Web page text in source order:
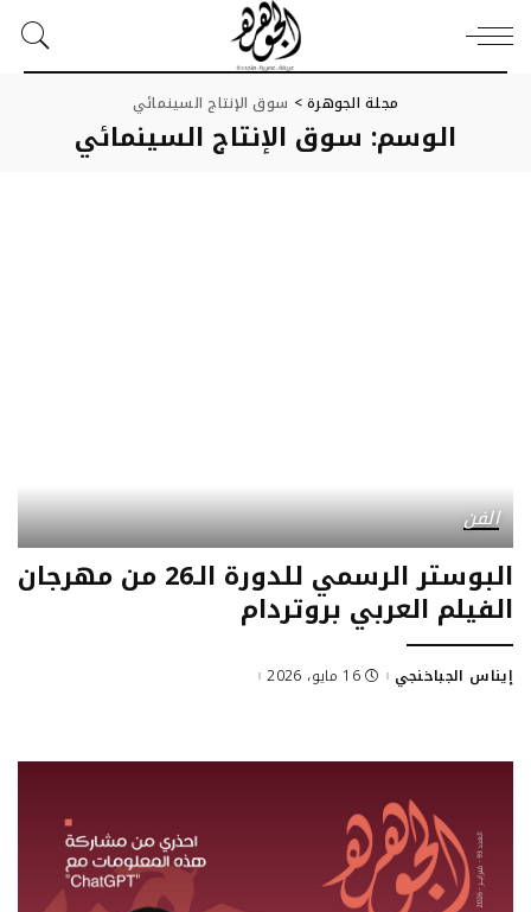
مجلة الجوهرة> سوق الإنتاج السينمائي
الوسم: سوق الإنتاج السينمائي
الفن
البوستر الرسمي للدورة الـ26 من مهرجان
الفيلم العربي بروتردام
Posted
إيناس الجباخنجي 16 مايو، 2026